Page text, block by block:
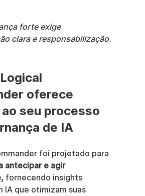
forte exige
clara e responsabilização.
oferece
seu processo
de IA
foi projetado para
antecipar e agir
fornecendo insights
IA que otimizam suas